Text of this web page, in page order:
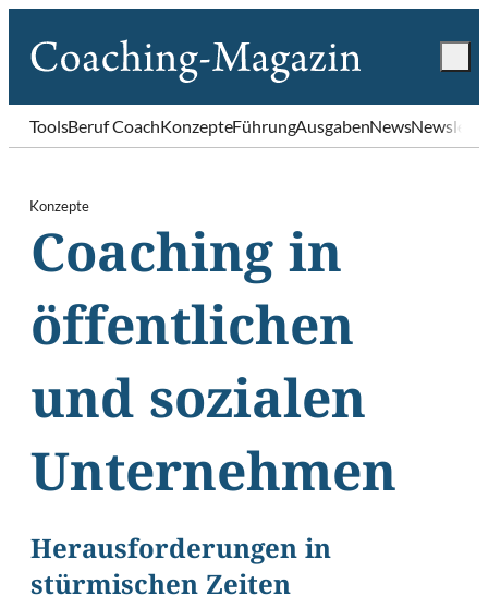
ToolsBeruf CoachKonzepteFührungAusgabenNews
Konzepte
Coaching in
öffentlichen
und sozialen
Unternehmen
Herausforderungen in
stürmischen Zeiten